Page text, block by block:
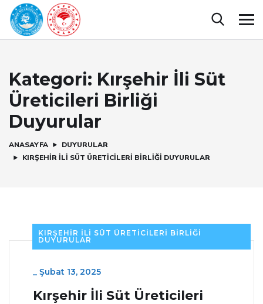
Kategori: Kırşehir İli Süt
Üreticileri Birliği
Duyurular
ANASAYFA
DUYURULAR
KIRŞEHIR İLI SÜT ÜRETICILERI BIRLIĞI DUYURULAR
KIRŞEHIR İLI SÜT ÜRETICILERI BIRLIĞI
DUYURULAR
_ Şubat 13, 2025
Kırşehir İli Süt Üreticileri